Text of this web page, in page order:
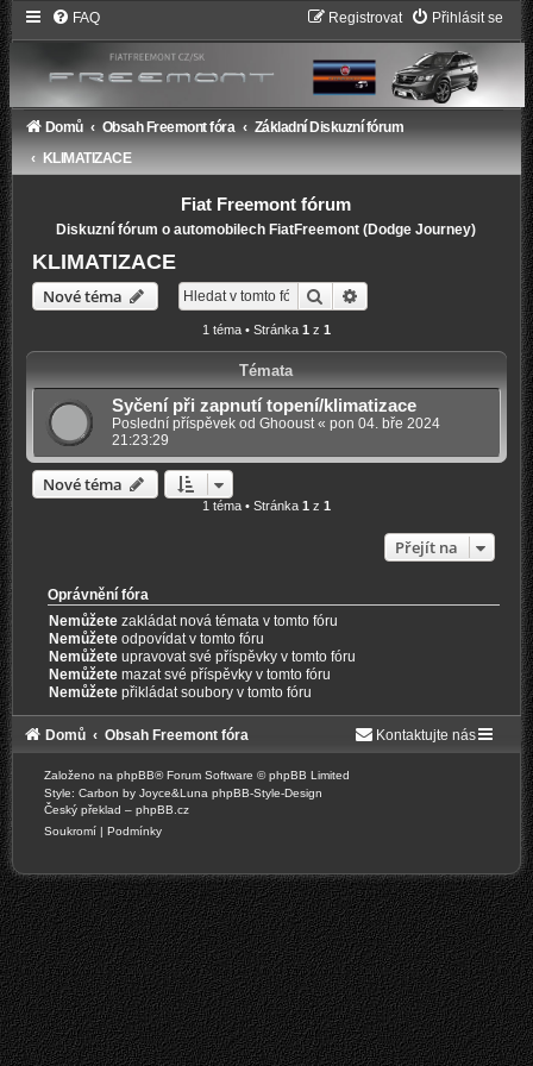
FAQ Přihlásit se
Registrovat
Domů Obsah Freemont fóra
Základní Diskuzní fórum
KLIMATIZACE
Fiat Freemont fórum
Diskuzní fórum o automobilech FiatFreemont (Dodge Journey)
KLIMATIZACE
Nové téma Hledat
1 téma • Stránka 1 z 1
Témata
Syčení při zapnutí topení/klimatizace
Poslední příspěvek od Ghooust« pon 04. bře 2024
21:23:29
Nové téma
1 téma • Stránka 1 z 1
Přejít na
Oprávnění fóra
Nemůžete zakládat nová témata v tomto fóru
Nemůžete odpovídat v tomto fóru
Nemůžete upravovat své příspěvky v tomto fóru
Nemůžete mazat své příspěvky v tomto fóru
Nemůžete přikládat soubory v tomto fóru
Domů Obsah Freemont fóra Kontaktujte nás
Založeno na phpBB® Forum Software © phpBB Limited
Style: Carbon by Joyce&Luna phpBB-Style-Design
Český překlad – phpBB.cz
Soukromí | Podmínky